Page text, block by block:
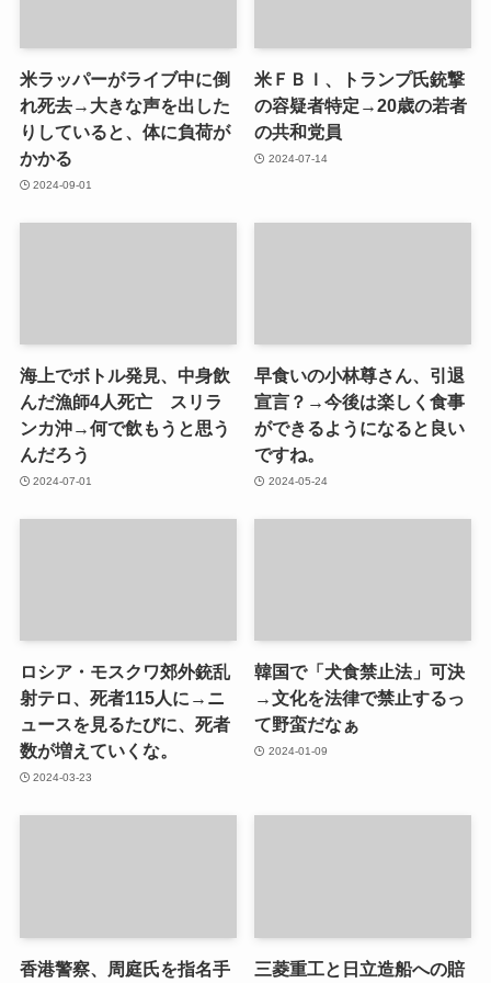
米ラッパーがライブ中に倒
れ死去→大きな声を出した
りしていると、体に負荷が
かかる
2024-09-01
米ＦＢＩ、トランプ氏銃撃
の容疑者特定→20歳の若者
の共和党員
2024-07-14
海上でボトル発見、中身飲
んだ漁師4人死亡 スリラ
ンカ沖→何で飲もうと思う
んだろう
2024-07-01
早食いの小林尊さん、引退
宣言？→今後は楽しく食事
ができるようになると良い
ですね。
2024-05-24
ロシア・モスクワ郊外銃乱
射テロ、死者115人に→ニ
ュースを見るたびに、死者
数が増えていくな。
2024-03-23
韓国で「犬食禁止法」可決
→文化を法律で禁止するっ
て野蛮だなぁ
2024-01-09
香港警察、周庭氏を指名手
三菱重工と日立造船への賠